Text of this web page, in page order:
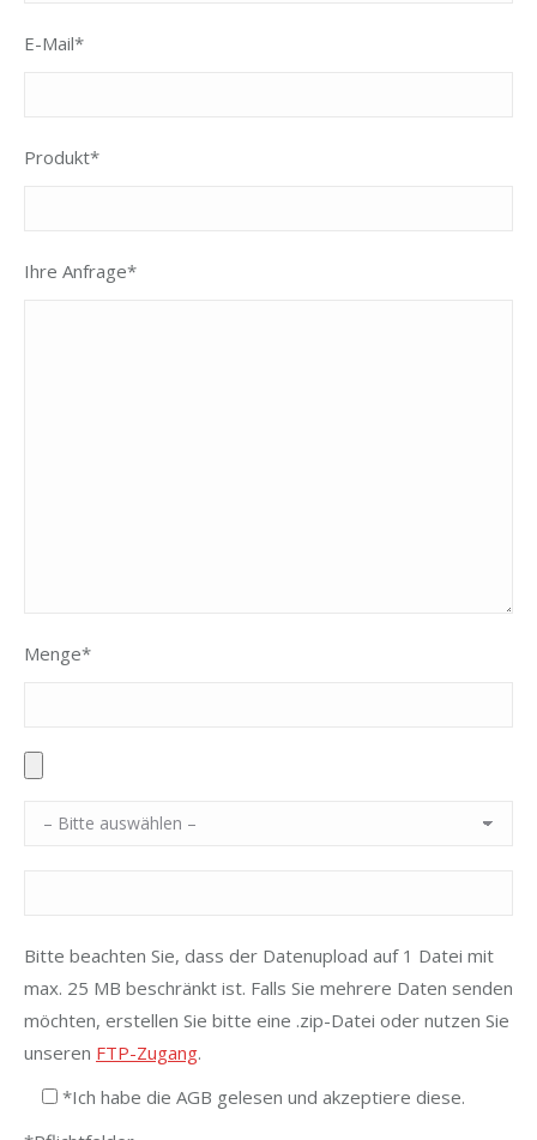
E-Mail*
Produkt*
Ihre Anfrage*
Menge*
Bitte beachten Sie, dass der Datenupload auf 1 Datei mit
max. 25 MB beschränkt ist. Falls Sie mehrere Daten senden
möchten, erstellen Sie bitte eine .zip-Datei oder nutzen Sie
unseren FTP-Zugang.
*Ich habe die AGB gelesen und akzeptiere diese.